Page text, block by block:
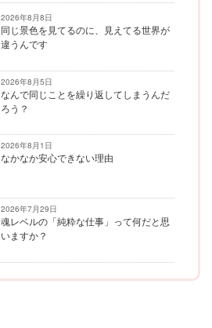
2026年8月8日
同じ景色を見てるのに、見えてる世界が
違うんです
2026年8月5日
なんで同じことを繰り返してしまうんだ
ろう？
2026年8月1日
なかなか安心できない理由
2026年7月29日
魂レベルの「純粋な仕事」って何だと思
いますか？